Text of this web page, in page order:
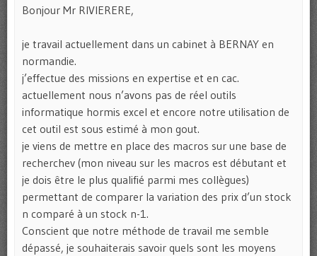
Bonjour Mr RIVIERERE,
je travail actuellement dans un cabinet à BERNAY en
normandie.
j’effectue des missions en expertise et en cac.
actuellement nous n’avons pas de réel outils
informatique hormis excel et encore notre utilisation de
cet outil est sous estimé à mon gout.
je viens de mettre en place des macros sur une base de
recherchev (mon niveau sur les macros est débutant et
je dois être le plus qualifié parmi mes collègues)
permettant de comparer la variation des prix d’un stock
n comparé à un stock n-1.
Conscient que notre méthode de travail me semble
dépassé, je souhaiterais savoir quels sont les moyens